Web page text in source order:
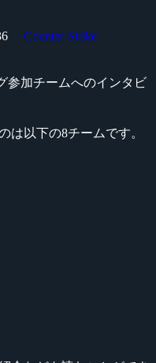
Counter-Strike
参加チームへのインタビ
は以下の8チームです。